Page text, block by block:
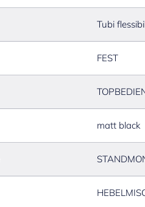
Tubi
FEST
matt black